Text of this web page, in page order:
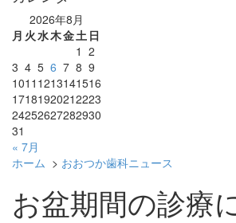
2026年8月
月 火水木金土 日
1 2
3 4 5 6 7 8 9
1011 1213141516
17181920212223
24252627282930
31
« 7月
ホーム > おおつか歯科ニュース
お盆期間の診療